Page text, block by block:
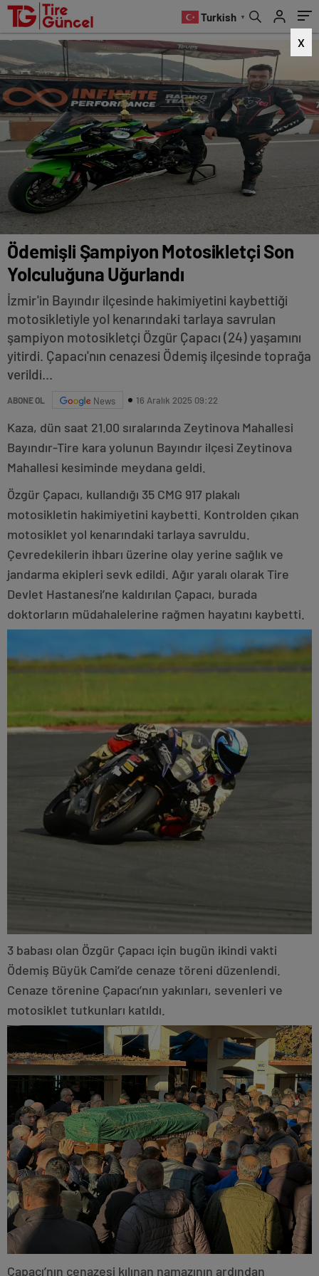
Turkish ▼
X
Ödemişli Şampiyon Motosikletçi Son
Yolculuğuna Uğurlandı
İzmir'in Bayındır ilçesinde hakimiyetini kaybettiği
motosikletiyle yol kenarındaki tarlaya savrulan
şampiyon motosikletçi Özgür Çapacı (24) yaşamını
yitirdi. Çapacı'nın cenazesi Ödemiş ilçesinde toprağa
verildi...
ABONE OL News 16 Aralık 2025 09:22
Kaza, dün saat 21.00 sıralarında Zeytinova Mahallesi
Bayındır-Tire kara yolunun Bayındır ilçesi Zeytinova
Mahallesi kesiminde meydana geldi.
Özgür Çapacı, kullandığı 35 CMG 917 plakalı
motosikletin hakimiyetini kaybetti. Kontrolden çıkan
motosiklet yol kenarındaki tarlaya savruldu.
Çevredekilerin ihbarı üzerine olay yerine sağlık ve
jandarma ekipleri sevk edildi. Ağır yaralı olarak Tire
Devlet Hastanesi’ne kaldırılan Çapacı, burada
doktorların müdahalelerine rağmen hayatını kaybetti.
3 babası olan Özgür Çapacı için bugün ikindi vakti
Ödemiş Büyük Cami’de cenaze töreni düzenlendi.
Cenaze törenine Çapacı’nın yakınları, sevenleri ve
motosiklet tutkunları katıldı.
Çapacı’nın cenazesi kılınan namazının ardından